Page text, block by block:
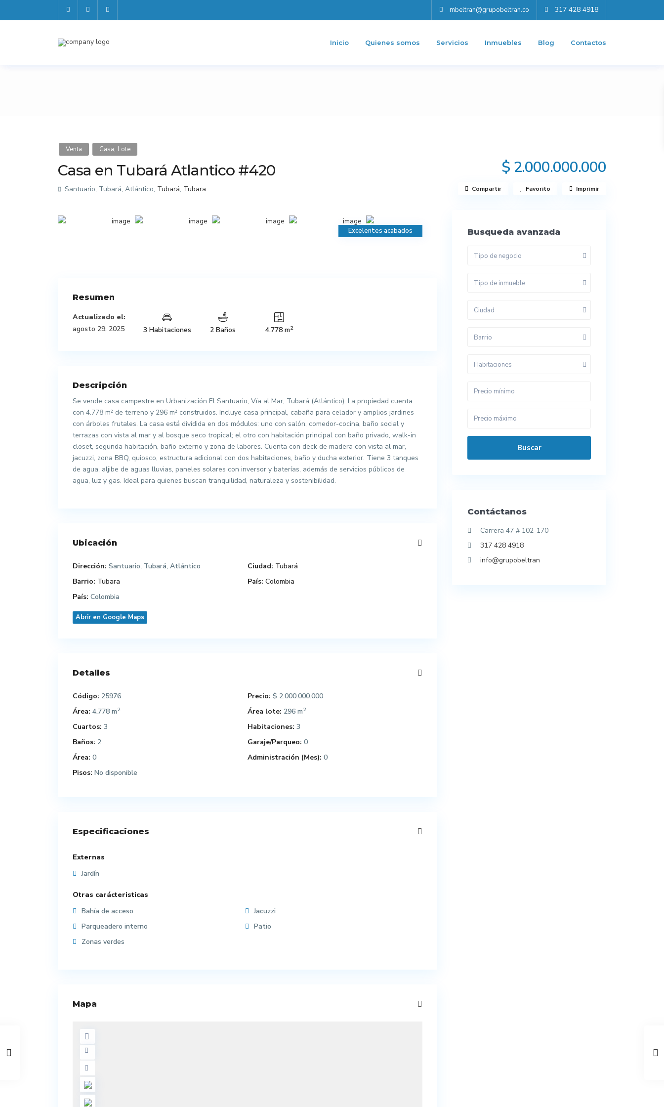
mbeltran@grupobeltran.co 317 428 4918
Inicio Quienes somos Servicios Inmuebles Blog Contactos
Venta Casa, Lote
Casa en Tubará Atlantico #420 $ 2.000.000.000
Santuario, Tubará, Atlántico, Tubará, Tubara Compartir Favorito Imprimir
Excelentes acabados
Resumen
Actualizado el:
agosto 29, 2025
3 Habitaciones 2 Baños 4.778 m2
Descripción
Se vende casa campestre en Urbanización El Santuario, Vía al Mar, Tubará (Atlántico). La propiedad cuenta
con 4.778 m² de terreno y 296 m² construidos. Incluye casa principal, cabaña para celador y amplios jardines
con árboles frutales. La casa está dividida en dos módulos: uno con salón, comedor-cocina, baño social y
terrazas con vista al mar y al bosque seco tropical; el otro con habitación principal con baño privado, walk-in
closet, segunda habitación, baño externo y zona de labores. Cuenta con deck de madera con vista al mar,
jacuzzi, zona BBQ, quiosco, estructura adicional con dos habitaciones, baño y ducha exterior. Tiene 3 tanques
de agua, aljibe de aguas lluvias, paneles solares con inversor y baterías, además de servicios públicos de
agua, luz y gas. Ideal para quienes buscan tranquilidad, naturaleza y sostenibilidad.
Ubicación
Dirección: Santuario, Tubará, Atlántico Ciudad: Tubará
Barrio: Tubara País: Colombia
País: Colombia
Abrir en Google Maps
Detalles
Código: 25976 Precio: $ 2.000.000.000
Área: 4.778 m2 Área lote: 296 m2
Cuartos: 3 Habitaciones: 3
Baños: 2 Garaje/Parqueo: 0
Área: 0 Administración (Mes): 0
Pisos: No disponible
Especificaciones
Externas
Jardín
Otras carácteristicas
Bahía de acceso
Jacuzzi
Parqueadero interno
Patio
Zonas verdes
Mapa
Busqueda avanzada
Tipo de negocio
Tipo de inmueble
Ciudad
Barrio
Habitaciones
Buscar
Contáctanos
Carrera 47 # 102-170
317 428 4918
info@grupobeltran